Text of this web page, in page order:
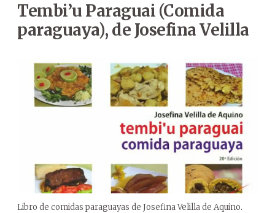
Tembi’u Paraguai (Comida
paraguaya), de Josefina Velilla
Libro de comidas paraguayas de Josefina Velilla de Aquino.